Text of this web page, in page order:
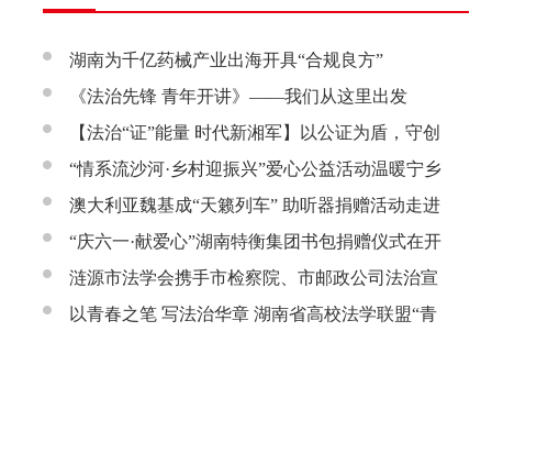
湖南为千亿药械产业出海开具“合规良方”
《法治先锋 青年开讲》——我们从这里出发
【法治“证”能量 时代新湘军】以公证为盾，守创
新之魂 湖南青年公证人为知识产权保护筑牢防线
“情系流沙河·乡村迎振兴”爱心公益活动温暖宁乡
市流沙河镇
澳大利亚魏基成“天籁列车” 助听器捐赠活动走进
开慧镇
“庆六一·献爱心”湖南特衡集团书包捐赠仪式在开
慧镇举行
涟源市法学会携手市检察院、市邮政公司法治宣
讲走进七星街镇仙洞中学
以青春之笔 写法治华章 湖南省高校法学联盟“青